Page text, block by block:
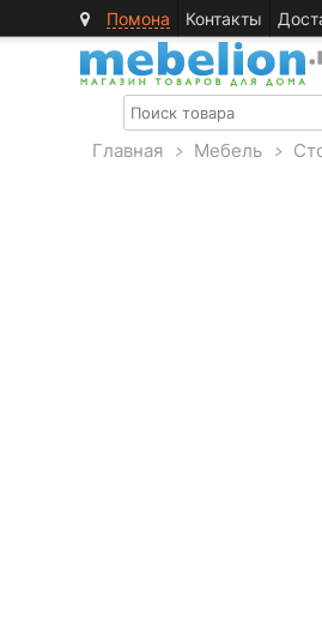
Помона Контакты
Главная > Мебель >